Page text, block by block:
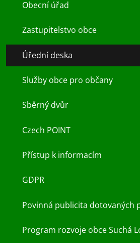
Obecní úřad
Zastupitelstvo obce
Úřední deska
Služby obce pro občany
Sběrný dvůr
Czech POINT
Přístup k informacím
GDPR
Povinná publicita dotovaných
Program rozvoje obce Suchá